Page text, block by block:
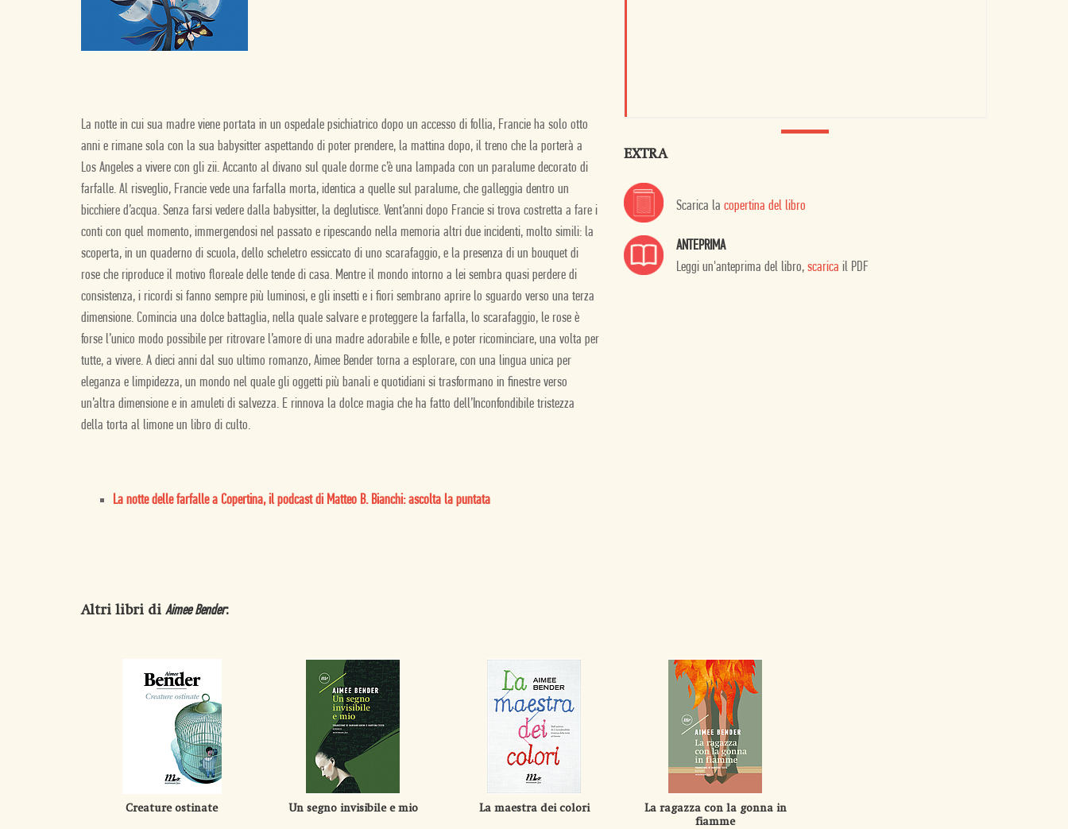
La notte in cui sua madre viene portata in un ospedale psichiatrico dopo un accesso di follia, Francie ha solo otto
anni e rimane sola con la sua babysitter aspettando di poter prendere, la mattina dopo, il treno che la porterà a
Los Angeles a vivere con gli zii. Accanto al divano sul quale dorme c’è una lampada con un paralume decorato di
farfalle. Al risveglio, Francie vede una farfalla morta, identica a quelle sul paralume, che galleggia dentro un
bicchiere d’acqua. Senza farsi vedere dalla babysitter, la deglutisce. Vent’anni dopo Francie si trova costretta a fare i
conti con quel momento, immergendosi nel passato e ripescando nella memoria altri due incidenti, molto simili: la
scoperta, in un quaderno di scuola, dello scheletro essiccato di uno scarafaggio, e la presenza di un bouquet di
rose che riproduce il motivo floreale delle tende di casa. Mentre il mondo intorno a lei sembra quasi perdere di
consistenza, i ricordi si fanno sempre più luminosi, e gli insetti e i fiori sembrano aprire lo sguardo verso una terza
dimensione. Comincia una dolce battaglia, nella quale salvare e proteggere la farfalla, lo scarafaggio, le rose è
forse l’unico modo possibile per ritrovare l’amore di una madre adorabile e folle, e poter ricominciare, una volta per
tutte, a vivere. A dieci anni dal suo ultimo romanzo, Aimee Bender torna a esplorare, con una lingua unica per
eleganza e limpidezza, un mondo nel quale gli oggetti più banali e quotidiani si trasformano in finestre verso
un’altra dimensione e in amuleti di salvezza. E rinnova la dolce magia che ha fatto dell’Inconfondibile tristezza
della torta al limone un libro di culto.
La notte delle farfalle a Copertina, il podcast di Matteo B. Bianchi: ascolta la puntata
EXTRA
Scarica la copertina del libro
ANTEPRIMA
Leggi un'anteprima del libro, scarica il PDF
Altri libri di Aimee Bender:
Creature ostinate Un segno invisibile e mio La maestra dei colori
La ragazza con la gonna in
fiamme